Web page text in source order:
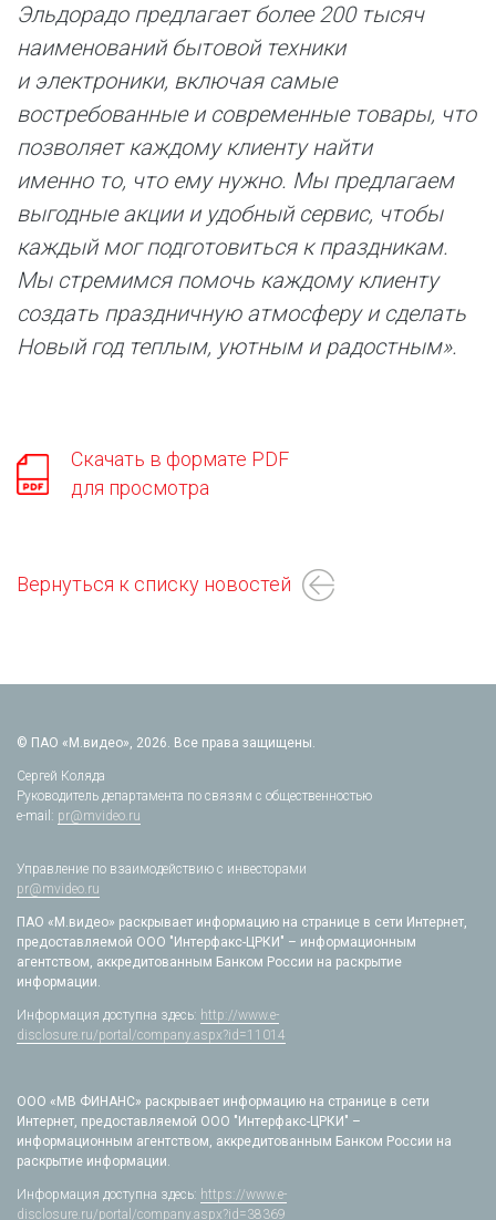
Эльдорадо предлагает более 200 тысяч
наименований бытовой техники
и электроники, включая самые
востребованные и современные товары, что
позволяет каждому клиенту найти
именно то, что ему нужно. Мы предлагаем
выгодные акции и удобный сервис, чтобы
каждый мог подготовиться к праздникам.
Мы стремимся помочь каждому клиенту
создать праздничную атмосферу и сделать
Новый год теплым, уютным и радостным».
Скачать в формате PDF
для просмотра
Вернуться к списку новостей
© ПАО «М.видео», 2026. Все права защищены.
Сергей Коляда
Руководитель департамента по связям с общественностью
e-mail: pr@mvideo.ru
Управление по взаимодействию с инвесторами
pr@mvideo.ru
ПАО «М.видео» раскрывает информацию на странице в сети Интернет,
предоставляемой ООО "Интерфакс-ЦРКИ" – информационным
агентством, аккредитованным Банком России на раскрытие
информации.
Информация доступна здесь: http://www.e-
disclosure.ru/portal/company.aspx?id=11014
ООО «МВ ФИНАНС» раскрывает информацию на странице в сети
Интернет, предоставляемой ООО "Интерфакс-ЦРКИ" –
информационным агентством, аккредитованным Банком России на
раскрытие информации.
Информация доступна здесь: https://www.e-
disclosure.ru/portal/company.aspx?id=38369